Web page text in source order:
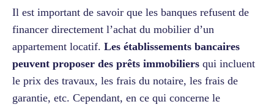
Il est important de savoir que les banques refusent de
financer directement l’achat du mobilier d’un
appartement locatif. Les établissements bancaires
peuvent proposer des prêts immobiliers qui incluent
le prix des travaux, les frais du notaire, les frais de
garantie, etc. Cependant, en ce qui concerne le